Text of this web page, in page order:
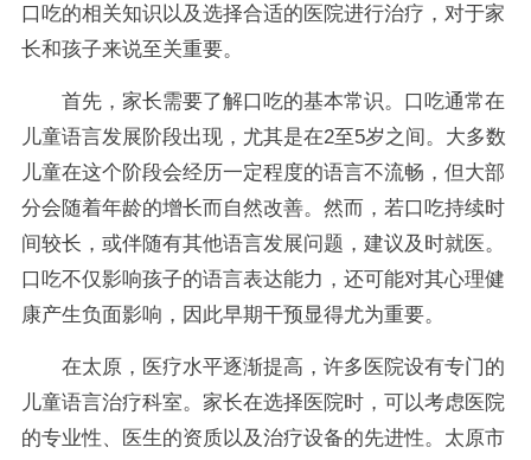
口吃的相关知识以及选择合适的医院进行治疗，对于家
长和孩子来说至关重要。
首先，家长需要了解口吃的基本常识。口吃通常在
儿童语言发展阶段出现，尤其是在2至5岁之间。大多数
儿童在这个阶段会经历一定程度的语言不流畅，但大部
分会随着年龄的增长而自然改善。然而，若口吃持续时
间较长，或伴随有其他语言发展问题，建议及时就医。
口吃不仅影响孩子的语言表达能力，还可能对其心理健
康产生负面影响，因此早期干预显得尤为重要。
在太原，医疗水平逐渐提高，许多医院设有专门的
儿童语言治疗科室。家长在选择医院时，可以考虑医院
的专业性、医生的资质以及治疗设备的先进性。太原市